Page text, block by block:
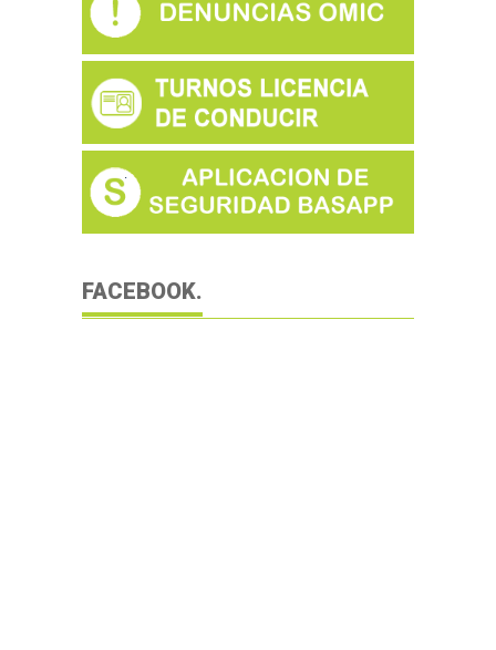
FACEBOOK.